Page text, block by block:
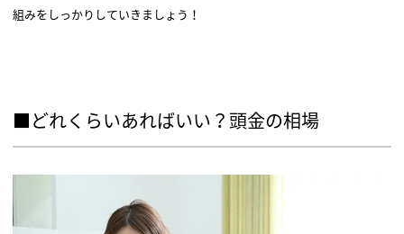
組みをしっかりしていきましょう！
■どれくらいあればいい？頭金の相場